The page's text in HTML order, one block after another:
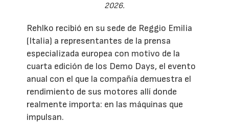
2026.
Rehlko recibió en su sede de Reggio Emilia
(Italia) a representantes de la prensa
especializada europea con motivo de la
cuarta edición de los Demo Days, el evento
anual con el que la compañía demuestra el
rendimiento de sus motores allí donde
realmente importa: en las máquinas que
impulsan.